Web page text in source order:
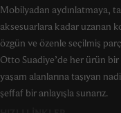
Mobilyadan aydınlatmaya,
aksesuarlara kadar uzanan
özgün ve özenle seçilmiş
Otto Suadiye’de her ürün
yaşam alanlarına taşıyan
şeffaf bir anlayışla sunarız.